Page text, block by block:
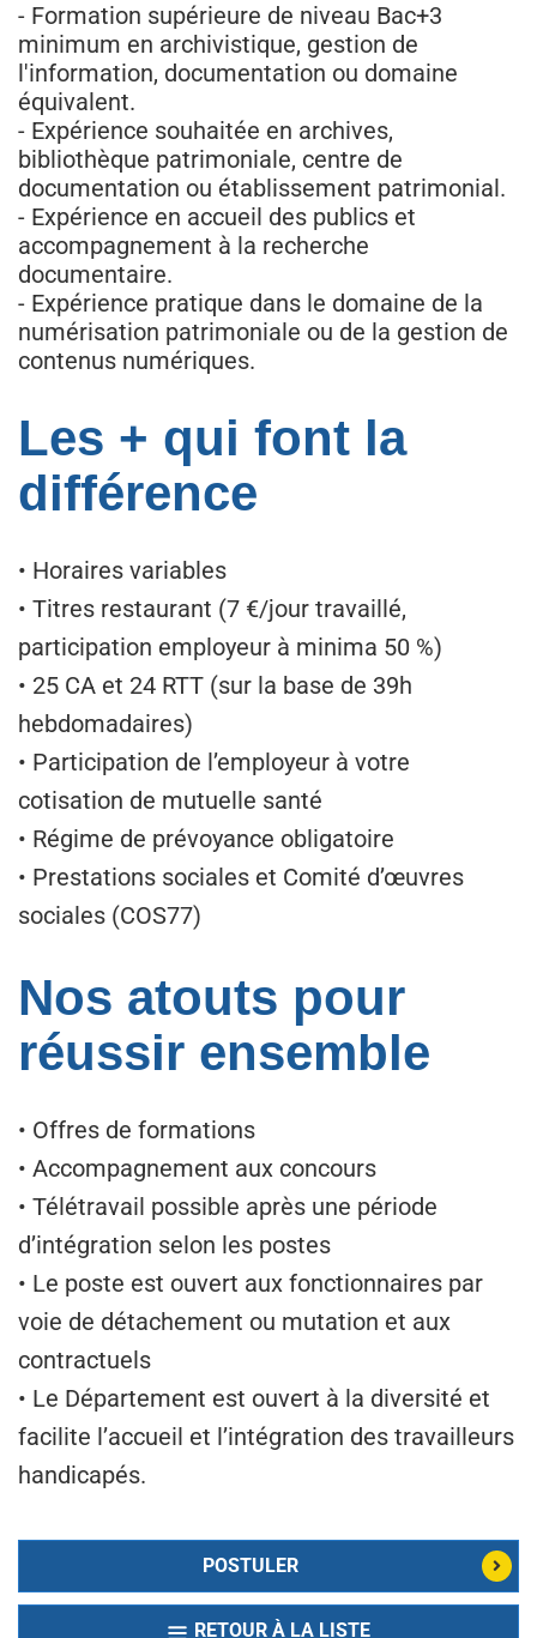
- Formation supérieure de niveau Bac+3
minimum en archivistique, gestion de
l'information, documentation ou domaine
équivalent.
- Expérience souhaitée en archives,
bibliothèque patrimoniale, centre de
documentation ou établissement patrimonial.
- Expérience en accueil des publics et
accompagnement à la recherche
documentaire.
- Expérience pratique dans le domaine de la
numérisation patrimoniale ou de la gestion de
contenus numériques.
Les + qui font la
différence
• Horaires variables
• Titres restaurant (7 €/jour travaillé,
participation employeur à minima 50 %)
• 25 CA et 24 RTT (sur la base de 39h
hebdomadaires)
• Participation de l’employeur à votre
cotisation de mutuelle santé
• Régime de prévoyance obligatoire
• Prestations sociales et Comité d’œuvres
sociales (COS77)
Nos atouts pour
réussir ensemble
• Offres de formations
• Accompagnement aux concours
• Télétravail possible après une période
d’intégration selon les postes
• Le poste est ouvert aux fonctionnaires par
voie de détachement ou mutation et aux
contractuels
• Le Département est ouvert à la diversité et
facilite l’accueil et l’intégration des travailleurs
handicapés.
POSTULER
RETOUR À LA LISTE